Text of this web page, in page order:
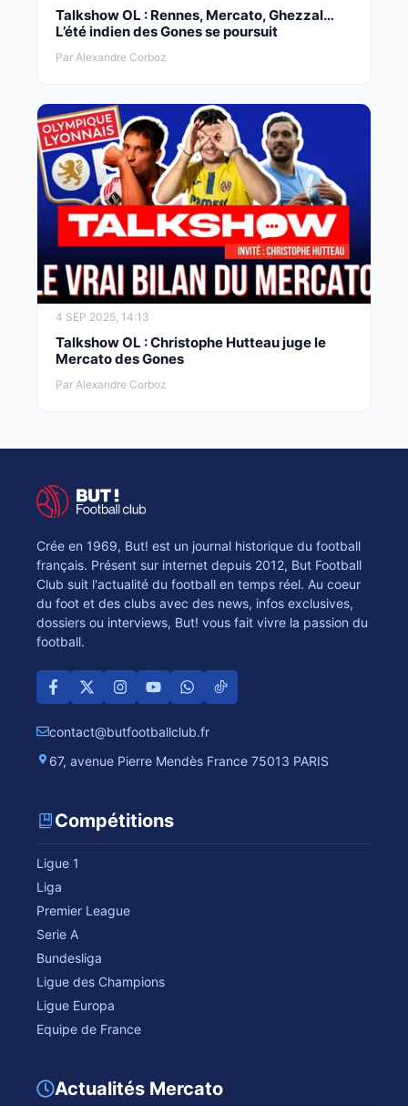
Talkshow OL : Rennes, Mercato, Ghezzal…
L’été indien des Gones se poursuit
Par Alexandre Corboz
4 SEP 2025, 14:13
Talkshow OL : Christophe Hutteau juge le
Mercato des Gones
Par Alexandre Corboz
Crée en 1969, But! est un journal historique du football
français. Présent sur internet depuis 2012, But Football
Club suit l'actualité du football en temps réel. Au coeur
du foot et des clubs avec des news, infos exclusives,
dossiers ou interviews, But! vous fait vivre la passion du
football.
contact@butfootballclub.fr
67, avenue Pierre Mendès France 75013 PARIS
Compétitions
Ligue 1
Liga
Premier League
Serie A
Bundesliga
Ligue des Champions
Ligue Europa
Equipe de France
Actualités Mercato